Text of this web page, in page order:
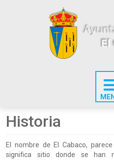
Historia
El nombre de El Cabaco,
significa sitio donde se han